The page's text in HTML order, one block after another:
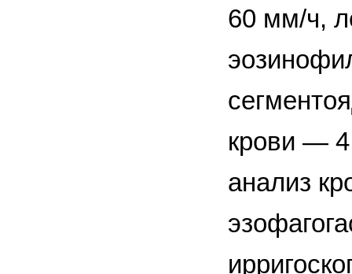
60 мм/ч,
крови —
анализ